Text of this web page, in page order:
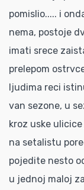
pomislio..... i
nema, postoje
imati srece
prelepom
ljudima reci
van sezone, u
kroz uske
na setalistu
pojedite nesto
u jednoj maloj